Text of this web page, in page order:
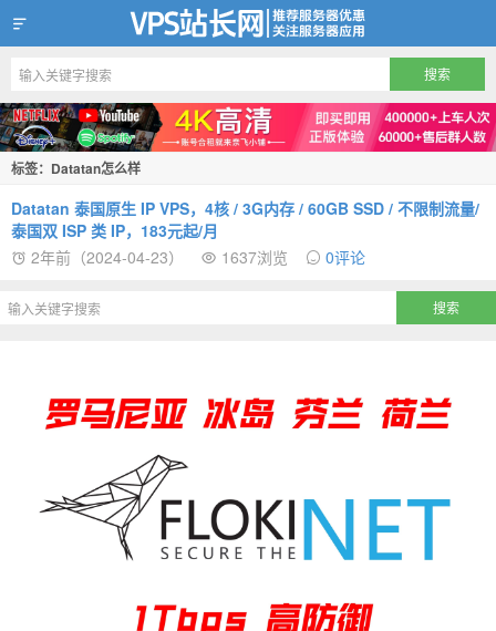
VPS站长网
标签：Datatan怎么样
Datatan 泰国原生 IP VPS，4核 / 3G内存 / 60GB SSD / 不限制流量/
泰国双 ISP 类 IP，183元起/月
2年前（2024-04-23）
1637浏览 0评论